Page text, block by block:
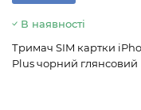
В наявності
Тримач SIM картки
Plus чорний глянсовий